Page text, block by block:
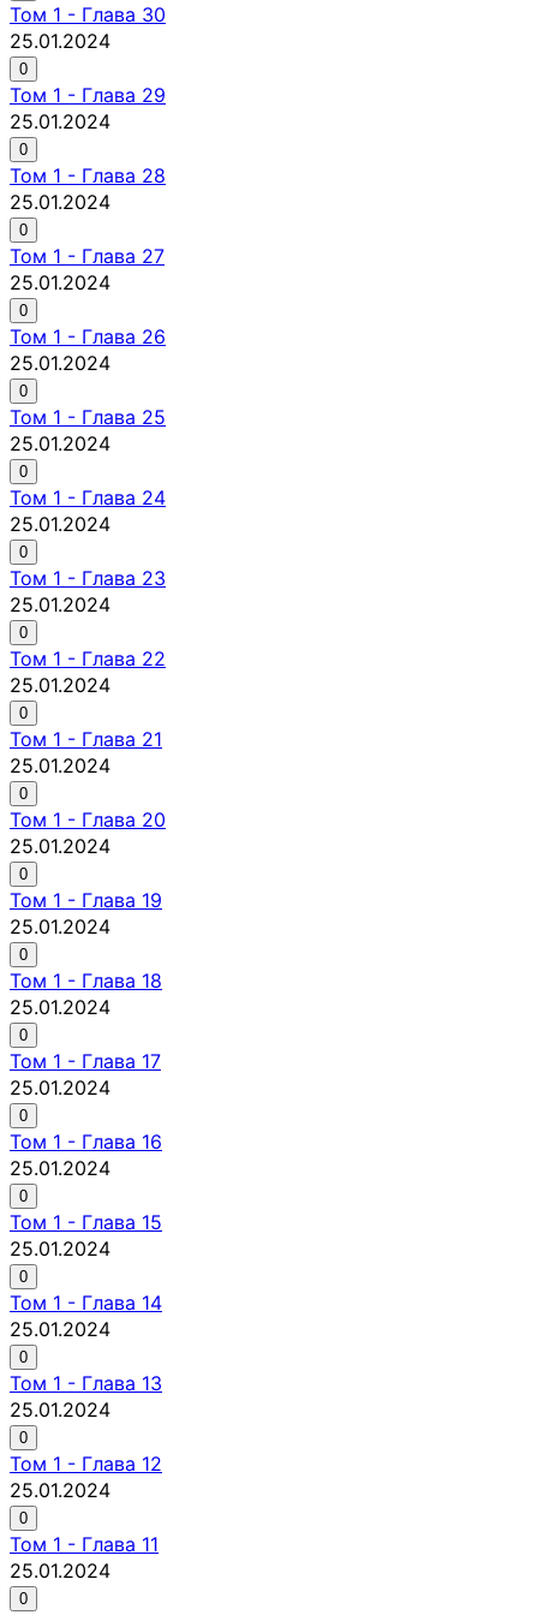
Том 1 - Глава 30
25.01.2024
0
Том 1 - Глава 29
25.01.2024
0
Том 1 - Глава 28
25.01.2024
0
Том 1 - Глава 27
25.01.2024
0
Том 1 - Глава 26
25.01.2024
0
Том 1 - Глава 25
25.01.2024
0
Том 1 - Глава 24
25.01.2024
0
Том 1 - Глава 23
25.01.2024
0
Том 1 - Глава 22
25.01.2024
0
Том 1 - Глава 21
25.01.2024
0
Том 1 - Глава 20
25.01.2024
0
Том 1 - Глава 19
25.01.2024
0
Том 1 - Глава 18
25.01.2024
0
Том 1 - Глава 17
25.01.2024
0
Том 1 - Глава 16
25.01.2024
0
Том 1 - Глава 15
25.01.2024
0
Том 1 - Глава 14
25.01.2024
0
Том 1 - Глава 13
25.01.2024
0
Том 1 - Глава 12
25.01.2024
0
Том 1 - Глава 11
25.01.2024
0